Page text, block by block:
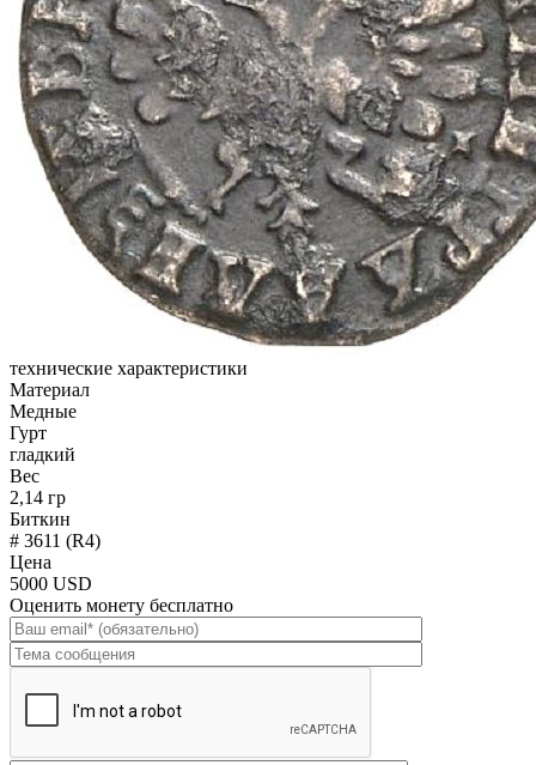
технические характеристики
Материал
Медные
Гурт
гладкий
Вес
2,14 гр
Биткин
# 3611 (R4)
Цена
5000 USD
Оценить монету бесплатно